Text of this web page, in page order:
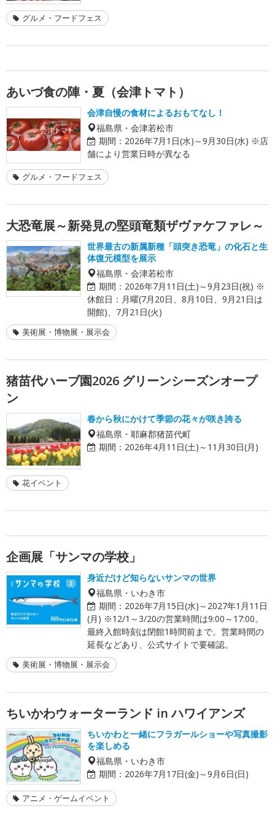
グルメ・フードフェス
あいづ食の陣・夏（会津トマト）
会津自慢の食材によるおもてなし！
福島県・会津若松市
期間： 2026年7月1日(水)～9月30日(水) ※店
舗により営業日時が異なる
グルメ・フードフェス
大恐竜展～新発見の堅頭竜類ザヴァケファレ～
世界最古の新属新種「頭突き恐竜」の化石と生
体復元模型を展示
福島県・会津若松市
期間： 2026年7月11日(土)～9月23日(祝) ※
休館日：月曜(7月20日、8月10日、9月21日は
開館)、7月21日(火)
美術展・博物展・展示会
猪苗代ハーブ園2026 グリーンシーズンオープ
ン
春から秋にかけて季節の花々が咲き誇る
福島県・耶麻郡猪苗代町
期間： 2026年4月11日(土)～11月30日(月)
花イベント
企画展「サンマの学校」
身近だけど知らないサンマの世界
福島県・いわき市
期間： 2026年7月15日(水)～2027年1月11日
(月) ※12/1～3/20の営業時間は9:00～17:00。
最終入館時刻は閉館1時間前まで。営業時間の
延長などあり、公式サイトで要確認。
美術展・博物展・展示会
ちいかわウォーターランド in ハワイアンズ
ちいかわと一緒にフラガールショーや写真撮影
を楽しめる
福島県・いわき市
期間： 2026年7月17日(金)～9月6日(日)
アニメ・ゲームイベント